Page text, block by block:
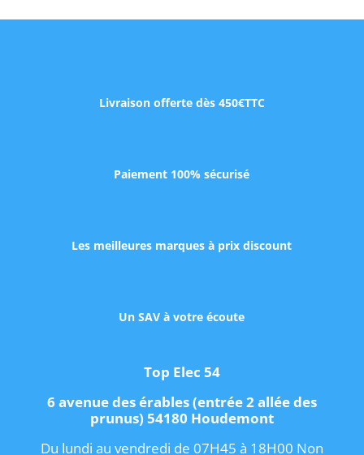
Livraison offerte dès 450€TTC
Paiement 100% sécurisé
Les meilleures marques à prix discount
Un SAV à votre écoute
Top Elec 54
6 avenue des érables (entrée 2 allée des
prunus) 54180 Houdemont
Du lundi au vendredi de 07H45 à 18H00 Non